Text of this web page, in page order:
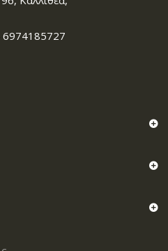
6974185727